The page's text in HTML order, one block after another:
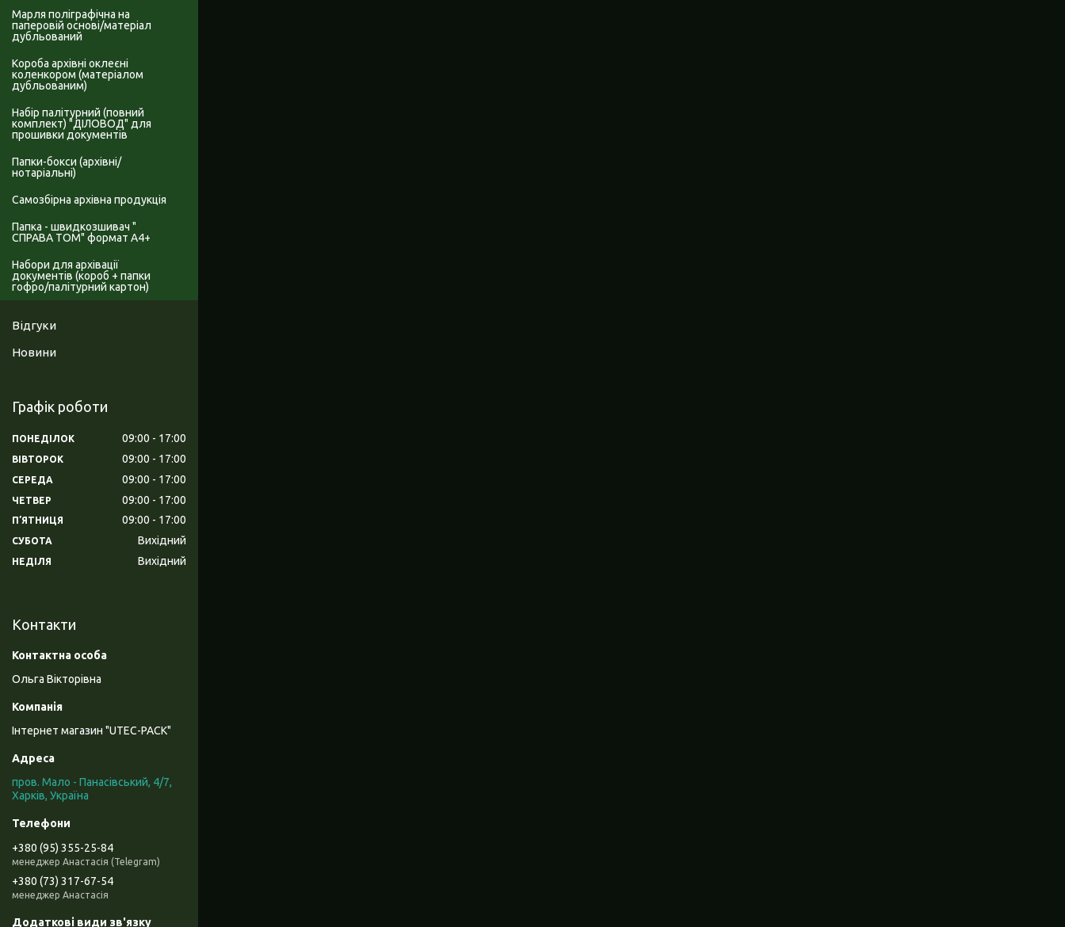
Марля поліграфічна на
паперовій основі/матеріал
дубльований
Короба архівні оклеєні
коленкором (матеріалом
дубльованим)
Набір палітурний (повний
комплект) "ДІЛОВОД" для
прошивки документів
Папки-бокси (архівні/
нотаріальні)
Самозбірна архівна продукція
Папка - швидкозшивач "
СПРАВА ТОМ" формат А4+
Набори для архівації
документів (короб + папки
гофро/палітурний картон)
Відгуки
Новини
Графік роботи
ПОНЕДІЛОК 09:00 17:00
ВІВТОРОК 09:00 17:00
СЕРЕДА 09:00 17:00
ЧЕТВЕР 09:00 17:00
ПʼЯТНИЦЯ 09:00 17:00
СУБОТА Вихідний
НЕДІЛЯ Вихідний
Контакти
Ольга Вікторівна
Інтернет магазин "UTEC-PACK"
пров. Мало - Панасівський, 4/7,
Харків, Україна
+380 (95) 355-25-84
менеджер Анастасія (Telegram)
+380 (73) 317-67-54
менеджер Анастасія